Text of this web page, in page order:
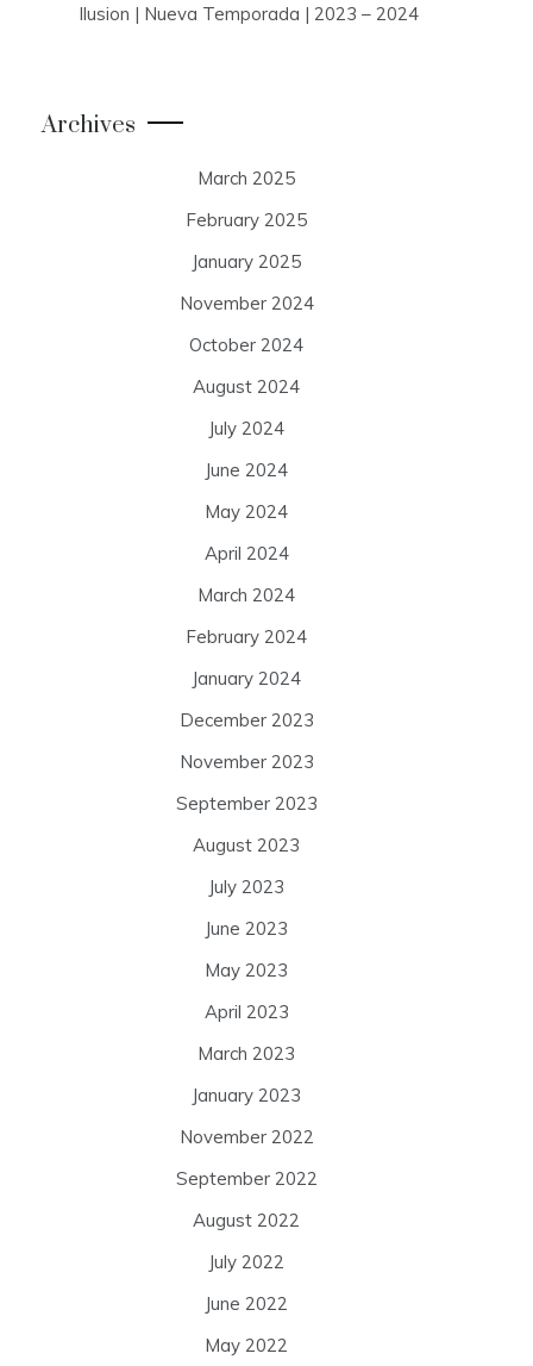
Ilusion | Nueva Temporada | 2023 – 2024
Archives
March 2025
February 2025
January 2025
November 2024
October 2024
August 2024
July 2024
June 2024
May 2024
April 2024
March 2024
February 2024
January 2024
December 2023
November 2023
September 2023
August 2023
July 2023
June 2023
May 2023
April 2023
March 2023
January 2023
November 2022
September 2022
August 2022
July 2022
June 2022
May 2022